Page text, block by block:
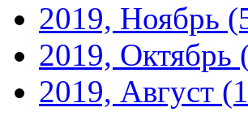
2019, Ноябрь
2019, Октябрь
2019, Август